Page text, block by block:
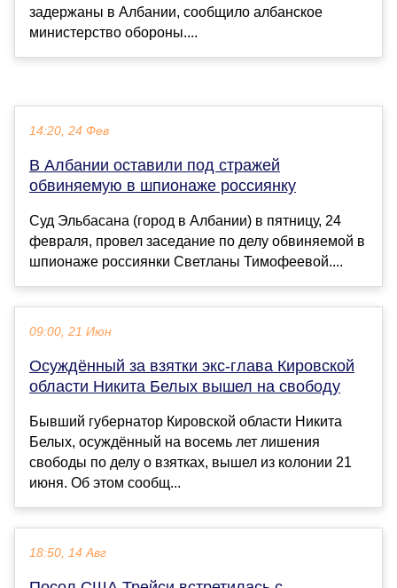
задержаны в Албании, сообщило албанское
министерство обороны....
14:20, 24 Фев
В Албании оставили под стражей
обвиняемую в шпионаже россиянку
Суд Эльбасана (город в Албании) в пятницу, 24
февраля, провел заседание по делу обвиняемой в
шпионаже россиянки Светланы Тимофеевой....
09:00, 21 Июн
Осуждённый за взятки экс-глава Кировской
области Никита Белых вышел на свободу
Бывший губернатор Кировской области Никита
Белых, осуждённый на восемь лет лишения
свободы по делу о взятках, вышел из колонии 21
июня. Об этом сообщ...
18:50, 14 Авг